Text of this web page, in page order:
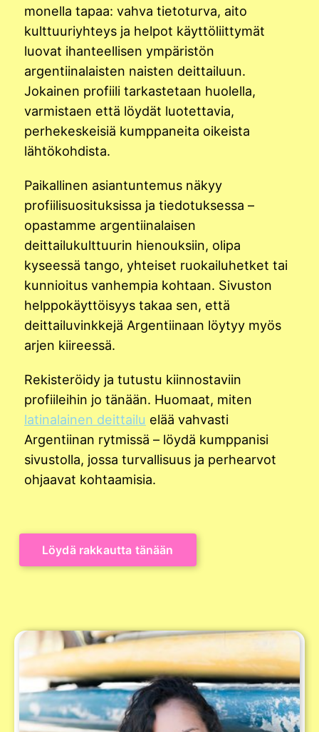
monella tapaa: vahva tietoturva, aito
kulttuuriyhteys ja helpot käyttöliittymät
luovat ihanteellisen ympäristön
argentiinalaisten naisten deittailuun.
Jokainen profiili tarkastetaan huolella,
varmistaen että löydät luotettavia,
perhekeskeisiä kumppaneita oikeista
lähtökohdista.
Paikallinen asiantuntemus näkyy
profiilisuosituksissa ja tiedotuksessa –
opastamme argentiinalaisen
deittailukulttuurin hienouksiin, olipa
kyseessä tango, yhteiset ruokailuhetket tai
kunnioitus vanhempia kohtaan. Sivuston
helppokäyttöisyys takaa sen, että
deittailuvinkkejä Argentiinaan löytyy myös
arjen kiireessä.
Rekisteröidy ja tutustu kiinnostaviin
profiileihin jo tänään. Huomaat, miten
latinalainen deittailu elää vahvasti
Argentiinan rytmissä – löydä kumppanisi
sivustolla, jossa turvallisuus ja perhearvot
ohjaavat kohtaamisia.
Löydä rakkautta tänään